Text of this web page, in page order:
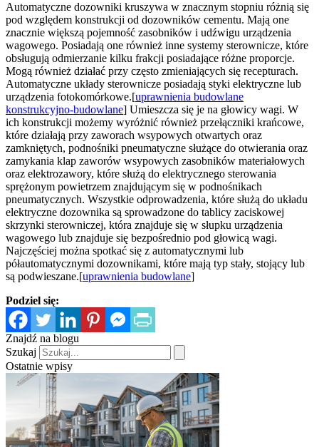
Automatyczne dozowniki kruszywa w znacznym stopniu różnią się
pod względem konstrukcji od dozowników cementu. Mają one
znacznie większą pojemność zasobników i udźwigu urządzenia
wagowego. Posiadają one również inne systemy sterownicze, które
obsługują odmierzanie kilku frakcji posiadające różne proporcje.
Mogą również działać przy często zmieniających się recepturach.
Automatyczne układy sterownicze posiadają styki elektryczne lub
urządzenia fotokomórkowe.[uprawnienia budowlane
konstrukcyjno-budowlane] Umieszcza się je na głowicy wagi. W
ich konstrukcji możemy wyróżnić również przełączniki krańcowe,
które działają przy zaworach wsypowych otwartych oraz
zamkniętych, podnośniki pneumatyczne służące do otwierania oraz
zamykania klap zaworów wsypowych zasobników materiałowych
oraz elektrozawory, które służą do elektrycznego sterowania
sprężonym powietrzem znajdującym się w podnośnikach
pneumatycznych. Wszystkie odprowadzenia, które służą do układu
elektryczne dozownika są sprowadzone do tablicy zaciskowej
skrzynki sterowniczej, która znajduje się w słupku urządzenia
wagowego lub znajduje się bezpośrednio pod głowicą wagi.
Najczęściej można spotkać się z automatycznymi lub
półautomatycznymi dozownikami, które mają typ stały, stojący lub
są podwieszane.[uprawnienia budowlane]
Podziel się:
Znajdź na blogu
Szukaj
Ostatnie wpisy